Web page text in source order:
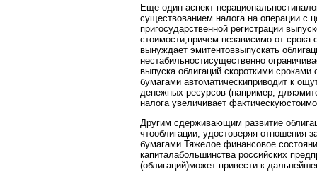
Еще один аспект
существованием налога на операции с
пригосударственной регистрации
стоимости,причем независимо от срока
вынуждает эмитентоввыпускать
нестабильностисущественно
выпуска облигаций скороткими
бумагами автоматическиприводит к
денежных ресурсов (например,
налога увеличивает
Другим сдерживающим развитие
чтооблигации, удостоверяя отношения
бумагами.Тяжелое финансовое
капиталабольшинства российских
(облигаций)может привести к